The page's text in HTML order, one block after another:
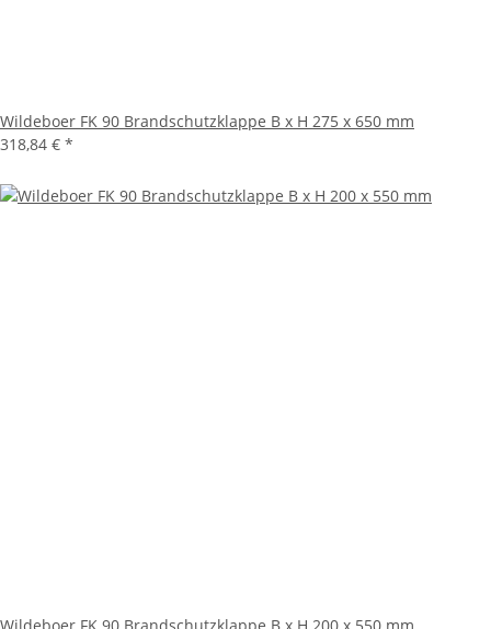
Wildeboer FK 90 Brandschutzklappe B x H 275 x 650 mm
318,84 € *